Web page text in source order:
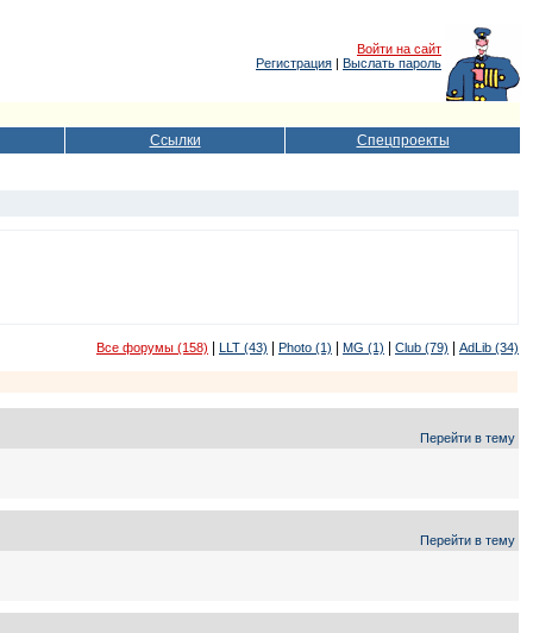
Войти на сайт
Регистрация | Выслать пароль
Ссылки Спецпроекты
Все форумы (158) | LLT (43) | Photo (1) | MG (1) | Club (79) | AdLib (34)
Перейти в тему
Перейти в тему